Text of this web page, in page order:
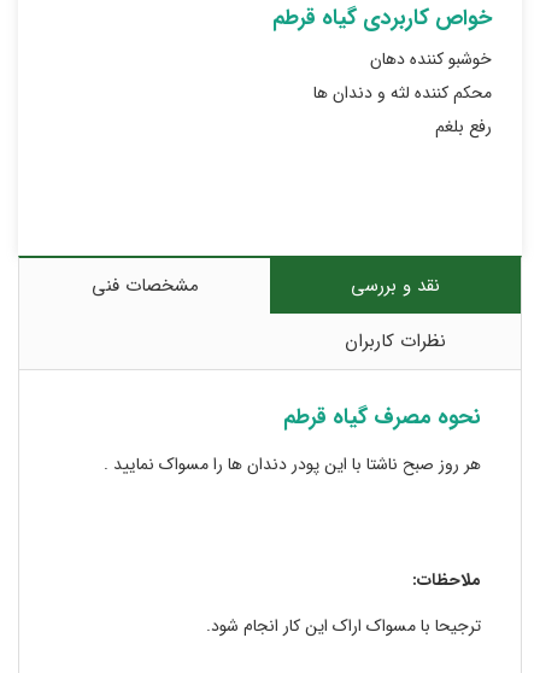
خواص کاربردی گیاه قرطم
خوشبو کننده دهان
محکم کننده لثه و دندان ها
رفع بلغم
نقد و بررسی
مشخصات فنی
نظرات کاربران
نحوه مصرف گیاه قرطم
هر روز صبح ناشتا با این پودر دندان ها را مسواک نمایید .
ملاحظات:
ترجیحا با مسواک اراک این کار انجام شود.